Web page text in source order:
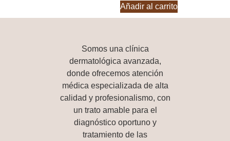
Añadir al carrito
Somos una clínica
dermatológica avanzada,
donde ofrecemos atención
médica especializada de alta
calidad y profesionalismo, con
un trato amable para el
diagnóstico oportuno y
tratamiento de las